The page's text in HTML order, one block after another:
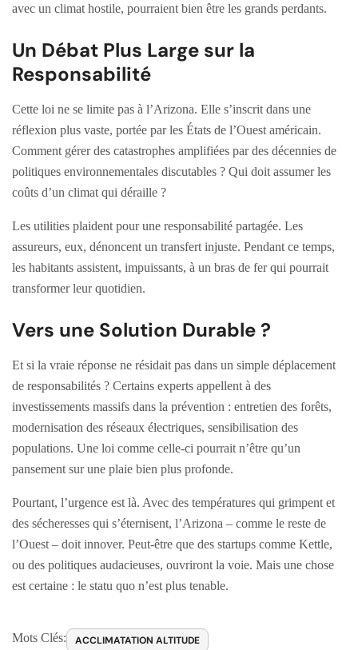
avec un climat hostile, pourraient bien être les grands perdants.
Un Débat Plus Large sur la
Responsabilité
Cette loi ne se limite pas à l’Arizona. Elle s’inscrit dans une
réflexion plus vaste, portée par les États de l’Ouest américain.
Comment gérer des catastrophes amplifiées par des décennies de
politiques environnementales discutables ? Qui doit assumer les
coûts d’un climat qui déraille ?
Les utilities plaident pour une responsabilité partagée. Les
assureurs, eux, dénoncent un transfert injuste. Pendant ce temps,
les habitants assistent, impuissants, à un bras de fer qui pourrait
transformer leur quotidien.
Vers une Solution Durable ?
Et si la vraie réponse ne résidait pas dans un simple déplacement
de responsabilités ? Certains experts appellent à des
investissements massifs dans la prévention : entretien des forêts,
modernisation des réseaux électriques, sensibilisation des
populations. Une loi comme celle-ci pourrait n’être qu’un
pansement sur une plaie bien plus profonde.
Pourtant, l’urgence est là. Avec des températures qui grimpent et
des sécheresses qui s’éternisent, l’Arizona – comme le reste de
l’Ouest – doit innover. Peut-être que des startups comme Kettle,
ou des politiques audacieuses, ouvriront la voie. Mais une chose
est certaine : le statu quo n’est plus tenable.
Mots Clés:
ACCLIMATATION ALTITUDE